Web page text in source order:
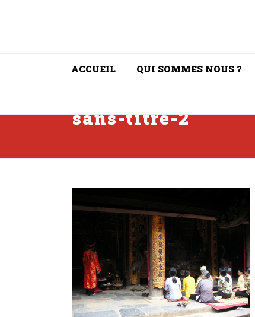
ACCUEIL QUI SOMMES NOUS ?
sans-titre-2